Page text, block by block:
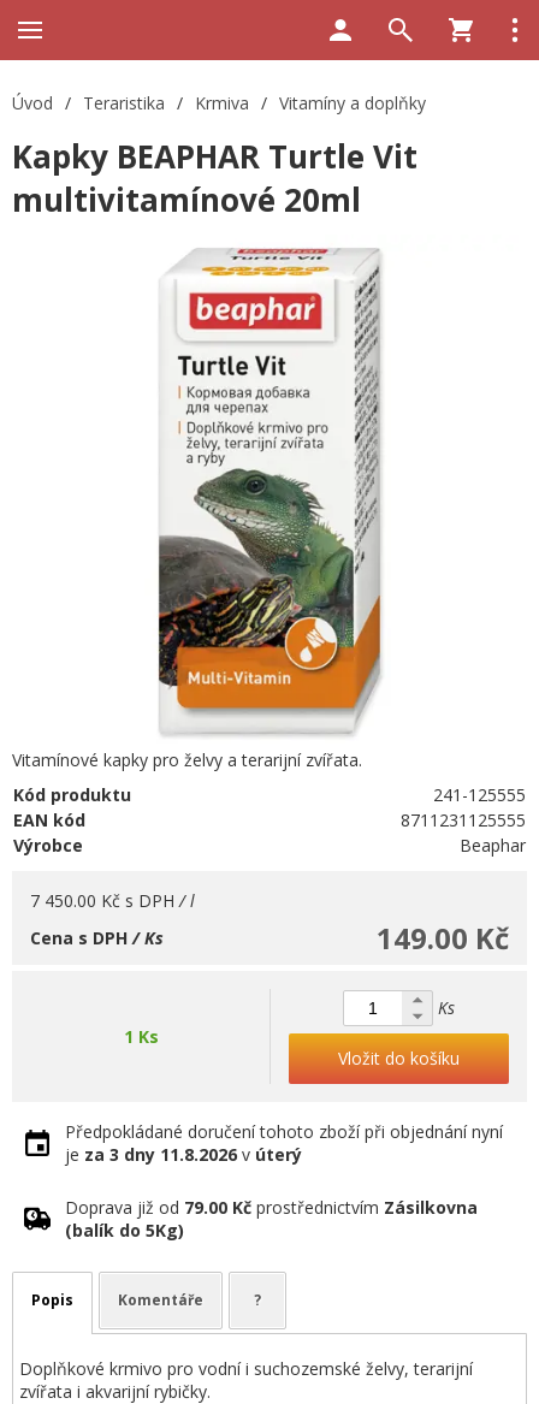
Úvod / Teraristika / Krmiva / Vitamíny a doplňky
Kapky BEAPHAR Turtle Vit
multivitamínové 20ml
Vitamínové kapky pro želvy a terarijní zvířata.
Kód produktu
241-125555
EAN kód
8711231125555
Výrobce
Beaphar
7 450.00 Kč s DPH / l
149.00 Kč
Cena s DPH/ Ks
1 Ks
Ks
Vložit do košíku
Předpokládané doručení tohoto zboží při objednání nyní
je za 3 dny 11.8.2026 v úterý
Doprava již od 79.00 Kč prostřednictvím Zásilkovna
(balík do 5Kg)
Popis Komentáře ?
Doplňkové krmivo pro vodní i suchozemské želvy, terarijní
zvířata i akvarijní rybičky.